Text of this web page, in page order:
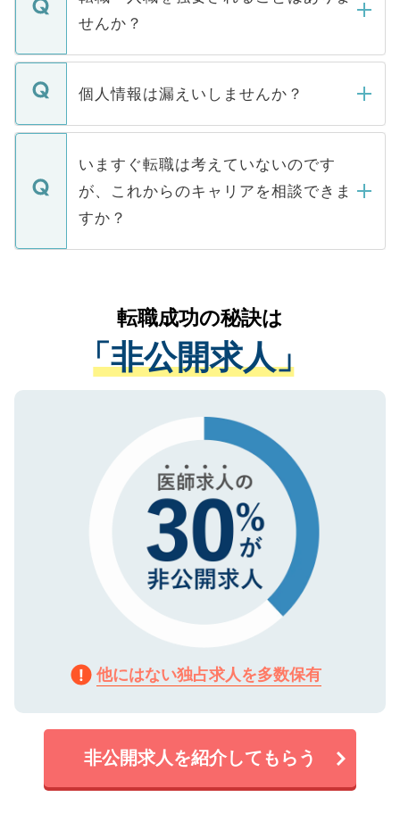
けない「非公開求人」です。非公開求人は
下記の理由によって、一般には公開してい
ません。
■応募殺到を避けるため 人気のある医療機
関を公にしてしまうと、応募が殺到する場
に、医療機関が求める条件に合った人材の
みを人材紹介会社に依頼するケースが増え
ています。
せんか？
転職・入職を強要することは一切ありませ
ん。また、仮に応募先から内定をいただい
定を承諾する必要はありません。内定先へ
の辞退の連絡はキャリアパートナーが行い
個人情報は漏えいしませんか？
個人情報が漏えいすることはありませんの
で、ご安心ください。当サイトからの登録
などで収集したご登録者様の個人情報は、
ご本人のキャリアアップおよび転職活動の
支援を目的に使用いたします。お預かりし
ているすべての個人データはご本人の許可
は、個人情報の取り扱いについての厳密な
管理基準を満たした事業者のみに付与され
る、プライバシーマークを取得済みです。
で、機密保持に関してもご安心ください。
いますぐ転職は考えていないのです
が、これからのキャリアを相談できま
すか？
かがいして、現在の医療機関の状況や紹介
経験をまじえながら、適切なアドバイスを
させていただきます。すぐにご転職をされ
ない方には、長期的なサポートが可能です
ので、まずはご登録ください。
転職成功の秘訣は
「非公開求人」
他にはない独占求人を多数保有
非公開求人を紹介してもらう